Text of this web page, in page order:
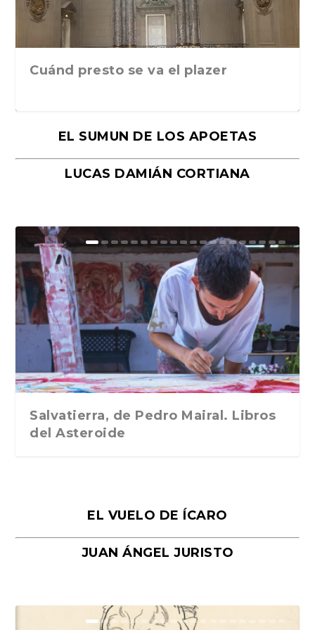
Cuánd presto se va el plazer
Moral, de Lyra Ekström Lindbäck.
Traducción de Car...
Revolución, de Hugo Gonçalves.
Libros del Asteroid...
«La música ha sido el gran amor de
mi vida». Esthe...
«El barman del Ritz», de Philippe
Collin. Traducci...
Mañanas de editorial, noches de
Bocaccio
EL SUMUN DE LOS APOETAS
LUCAS DAMIÁN CORTIANA
Salvatierra, de Pedro Mairal. Libros
del Asteroide
EL VUELO DE ÍCARO
JUAN ÁNGEL JURISTO